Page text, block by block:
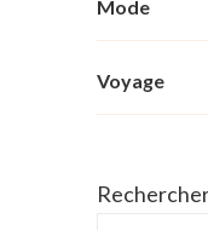
Mode
Voyage